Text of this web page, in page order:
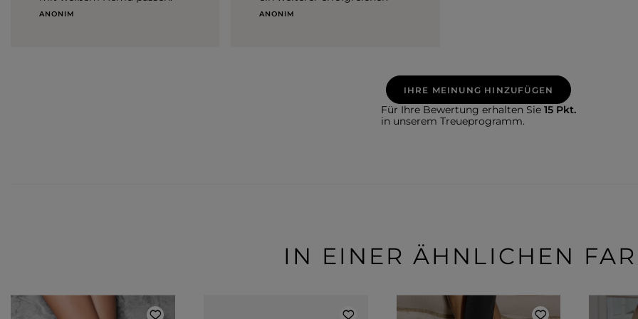
ANONIM ANONIM
IHRE MEINUNG HINZUFÜGEN
Für Ihre Bewertung erhalten Sie 15 Pkt.
in unserem Treueprogramm.
IN EINER ÄHNLICHEN